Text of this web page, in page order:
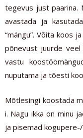
tegevus just paarina.
avastada ja
“mängu”. Võita koos
põnevust juurde veel
vastu
nuputama ja tõesti
Mõtlesingi koostada
i. Nagu ikka on minu
ja pisemad